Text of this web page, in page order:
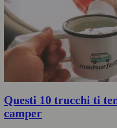
Questi 10 trucchi ti
camper